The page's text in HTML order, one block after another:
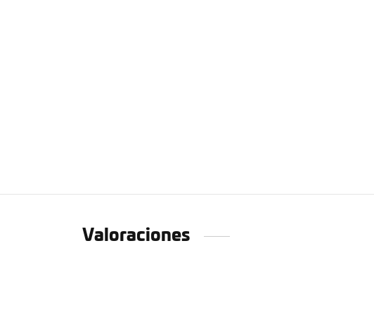
Valoraciones